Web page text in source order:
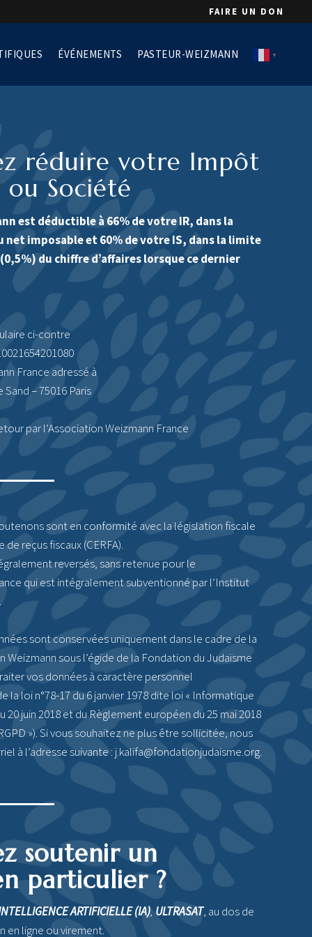
FAIRE UN DON
▼
ÉVÉNEMENTS PASTEUR-WEIZMANN
réduire votre Impôt
ou Société
est déductible à 66% de votre IR, dans la
net imposable et 60% de votre IS, dans la limite
du chiffre d’affaires lorsque ce dernier
ci-contre
France adressé à
– 75016 Paris
par l’Association Weizmann France
sont en conformité avec la législation fiscale
reçus fiscaux (CERFA).
reversés, sans retenue pour le
qui est intégralement subventionné par l’Institut
sont conservées uniquement dans le cadre de la
sous l’égide de la Fondation du Judaïsme
vos données à caractère personnel
loi n°78-17 du 6 janvier 1978 dite loi « Informatique
juin 2018 et du Règlement européen du 25 mai 2018
»). Si vous souhaitez ne plus être sollicitée, nous
à l’adresse suivante : j.kalifa@fondationjudaisme.org.
soutenir un
particulier ?
ARTIFICIELLE (IA), ULTRASAT, au dos de
en ligne ou virement.